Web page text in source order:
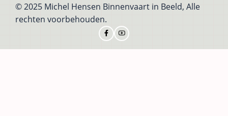
© 2025 Michel Hensen Binnenvaart in Beeld, Alle
rechten voorbehouden.